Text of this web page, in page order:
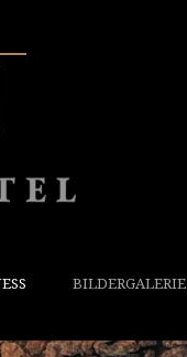
BILDERGALERIE